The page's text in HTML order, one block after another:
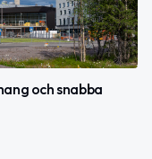
och snabba